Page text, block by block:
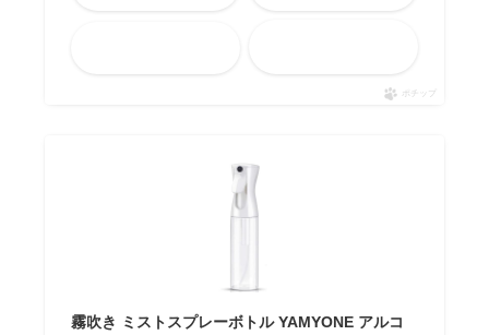
ポチップ
霧吹き ミストスプレーボトル YAMYONE アルコ